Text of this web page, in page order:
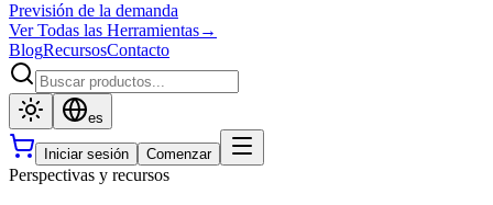
Previsión de la demanda
Ver Todas las Herramientas→
BlogRecursosContacto
es
Iniciar sesión Comenzar
Perspectivas y recursos